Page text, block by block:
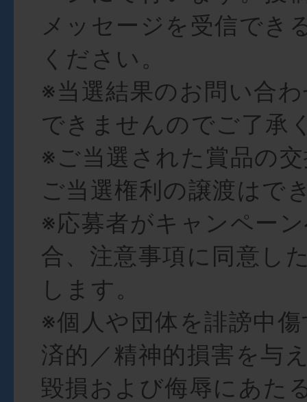
メッセージを受信でき
ください。
※当選結果のお問い合
できませんのでご了承
※ご当選された賞品の
ご当選権利の譲渡はで
※応募者がキャンペー
合、注意事項に同意し
します。
※個人や団体を誹謗中
済的／精神的損害を与
毀損および侮辱にあた